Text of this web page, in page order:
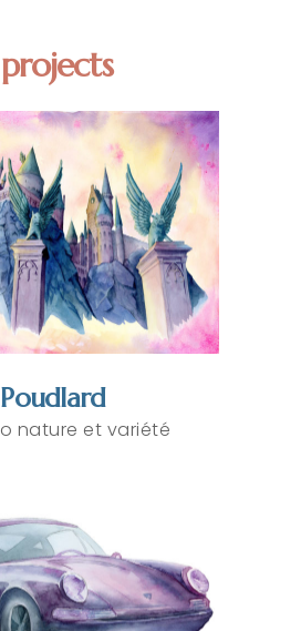
Poudlard
nature et variété